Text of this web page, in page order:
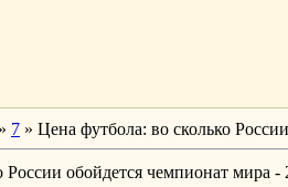
» 7 » Цена футбола: во сколько
России обойдется чемпионат мира -